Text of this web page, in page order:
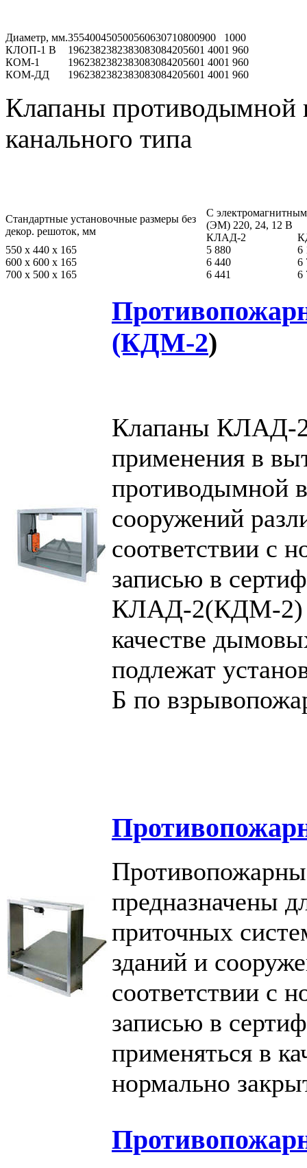
Диаметр, мм.355400450500560630710800900
1000
КЛОП-1 В
1962382382383083084205601 4001 960
КОМ-1
1962382382383083084205601 4001 960
КОМ-ДД
1962382382383083084205601 4001 960
Клапаны противодымной
канального типа
Стандартные установочные размеры без
декор. решоток, мм
С
(ЭМ) 220, 24, 12 В
КЛАД-2
550 х 440 х 165
5 880
6
600 х 600 х 165
6 440
6
700 х 500 х 165
6 441 6
(КДМ-2)
Клапаны КЛАД-
применения в
противодымной
сооружений
соответствии с
записью в
КЛАД-2(КДМ-2) –
качестве
подлежат
Б по
предназначены
приточных
зданий и
соответствии с
записью в
применяться в
нормально